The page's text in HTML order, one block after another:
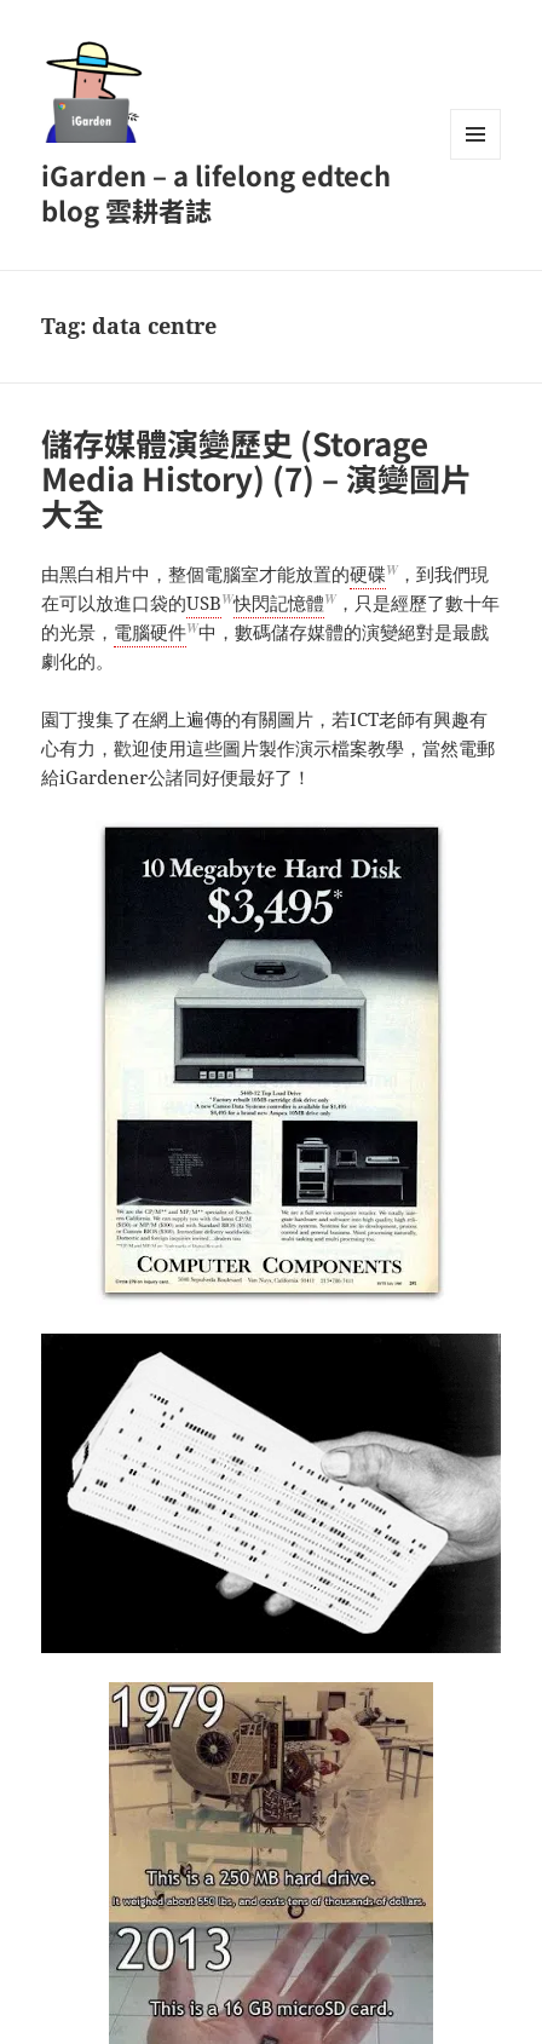
iGarden – a lifelong edtech
blog 雲耕者誌
Tag:data centre
儲存媒體演變歷史 (Storage
Media History) (7) – 演變圖片
大全
由黑白相片中，整個電腦室才能放置的硬碟W ，到我們現
在可以放進口袋的USBW快閃記憶體W ，只是經歷了數十年
的光景， 電腦硬件W中，數碼儲存媒體的演變絕對是最戲
劇化的。
園丁搜集了在網上遍傳的有關圖片，若ICT老師有興趣有
心有力，歡迎使用這些圖片製作演示檔案教學，當然電郵
給iGardener公諸同好便最好了！